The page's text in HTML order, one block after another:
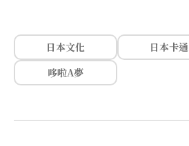
日本文化
日本卡通
哆啦A夢